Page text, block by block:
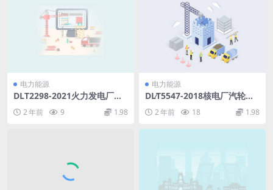
电力能源
DLT2298-2021火力发电厂运
2 年前 9 1.98
电力能源
DL∕T5547-2018核电厂汽轮发
电机组系统及布置设计规范(1
5.36MB)pdf
2 年前 18 1.98